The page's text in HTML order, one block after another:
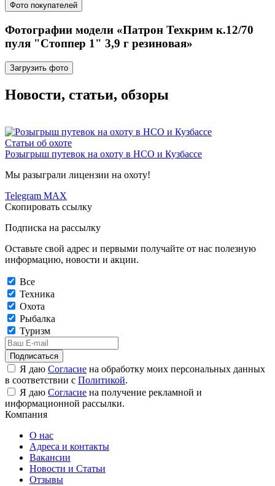
Фото покупателей
Фотографии модели «Патрон Техкрим к.12/70
пуля "Стоппер 1" 3,9 г резиновая»
Загрузить фото
Новости, статьи, обзоры
Статьи об охоте
Розыгрыш путевок на охоту в НСО и Кузбассе
Мы разыграли лицензии на охоту!
Telegram MAX
Скопировать ссылку
Подписка на рассылку
Оставьте свой адрес и первыми получайте от нас полезную
информацию, новости и акции.
Все
Техника
Охота
Рыбалка
Туризм
Подписаться
Я даю Согласие на обработку моих персональных данных
в соответствии с Политикой.
Я даю Согласие на получение рекламной и
информационной рассылки.
Компания
О нас
Адреса и контакты
Вакансии
Новости и Статьи
Отзывы